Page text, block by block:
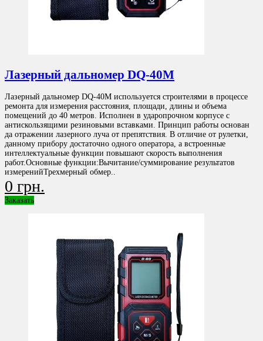
Лазерный дальномер DQ-40M
Лазерный дальномер DQ-40M используется строителями в процессе
ремонта для измерения расстояния, площади, длины и объема
помещений до 40 метров. Исполнен в ударопрочном корпусе с
антискользящими резиновыми вставками. Принцип работы основан
да отражении лазерного луча от препятствия. В отличие от рулетки,
данному прибору достаточно одного оператора, а встроенные
интеллектуальные функции повышают скорость выполнения
работ.Основные функции:Вычитание/суммирование результатов
измеренийТрехмерный обмер..
0 грн.
Заказать